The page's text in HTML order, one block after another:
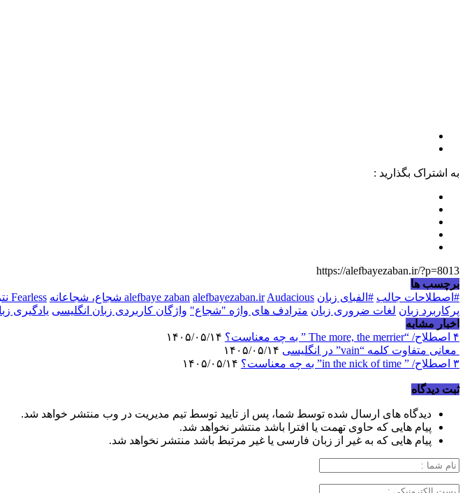
به اشتراک بگذارید :
https://alefbayezaban.ir/?p=8013
برچسب ها
#اصطلاحات جالب #الفبای زبان alefbaye zaban alefbayezaban.ir Audacious شجاع، شجاعانه Fearless نترس، بی‌باک
پرکاربرد زبان لغات ضروری زبان مترادف های واژه "شجاع" واژگان کاربردی زبان انگلیسی یادگیری
اخبار مشابه
۴ اصطلاح/ “The more, the merrier ” به چه معناست؟
معانی متفاوت کلمه “vain” در انگلیسی
۳ اصطلاح/ ” in the nick of time” به چه معناست؟
ثبت دیدگاه
دیدگاه های ارسال شده توسط شما، پس از تایید توسط تیم مدیریت در وب منتشر خواهد شد.
پیام هایی که حاوی تهمت یا افترا باشد منتشر نخواهد شد.
پیام هایی که به غیر از زبان فارسی یا غیر مرتبط باشد منتشر نخواهد شد.